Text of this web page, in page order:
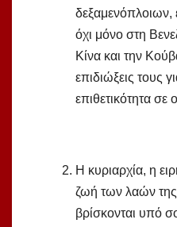
δεξαμενόπλοιων,
όχι μόνο στη
Κίνα και την
επιδιώξεις τους
επιθετικότητα σε
Η κυριαρχία, η
ζωή των λαών της
βρίσκονται υπό